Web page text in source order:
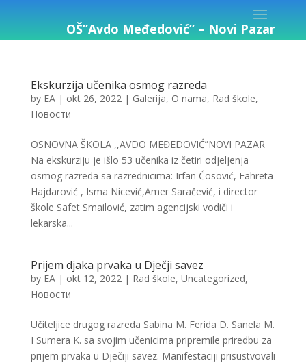
OŠ”Avdo Međedović” – Novi Pazar
Ekskurzija učenika osmog razreda
by EA| okt 26, 2022| Galerija, O nama, Rad škole,
Новости
OSNOVNA ŠKOLA ,,AVDO MEĐEDOVIĆ”NOVI PAZAR
Na ekskurziju je išlo 53 učenika iz četiri odjeljenja
osmog razreda sa razrednicima: Irfan Ćosović, Fahreta
Hajdarović , Isma Nicević,Amer Saračević, i director
škole Safet Smailović, zatim agencijski vodiči i
lekarska...
Prijem djaka prvaka u Dječji savez
by EA| okt 12, 2022| Rad škole, Uncategorized,
Новости
Učiteljice drugog razreda Sabina M. Ferida D. Sanela M.
I Sumera K. sa svojim učenicima pripremile priredbu za
prijem prvaka u Dječiji savez. Manifestaciji prisustvovali